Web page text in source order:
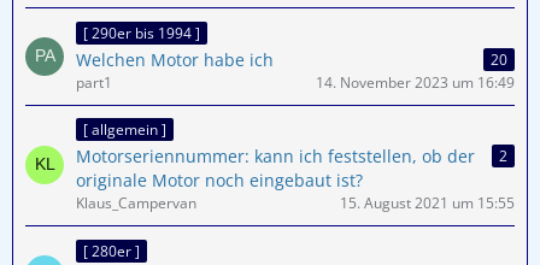
[ 290er bis 1994 ]
Welchen Motor habe ich
20
part1
14. November 2023 um 16:49
[ allgemein ]
Motorseriennummer: kann ich feststellen, ob der
originale Motor noch eingebaut ist?
2
Klaus_Campervan 15. August 2021 um 15:55
[ 280er ]